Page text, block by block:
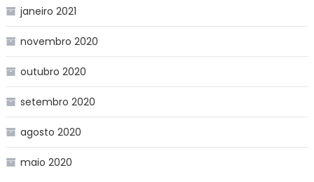
janeiro 2021
novembro 2020
outubro 2020
setembro 2020
agosto 2020
maio 2020